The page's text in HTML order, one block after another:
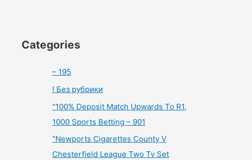
Categories
– 195
! Без рубрики
"100% Deposit Match Upwards To R1,
1000 Sports Betting – 901
"Newports Cigarettes County V
Chesterfield League Two Tv Set